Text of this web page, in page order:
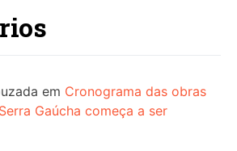
em Cronograma das obras
Gaúcha começa a ser